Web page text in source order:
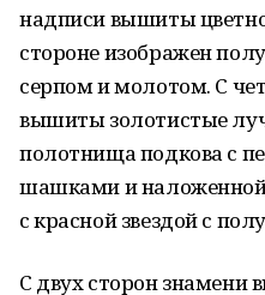
надписи вышиты
стороне изображен
серпом и молотом. С
вышиты золотистые
полотнища подкова с
шашками и
с красной звездой с
С двух сторон